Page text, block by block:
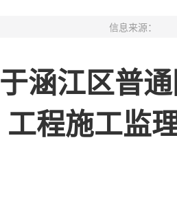
信息来源：
涵江区普
工程施工监